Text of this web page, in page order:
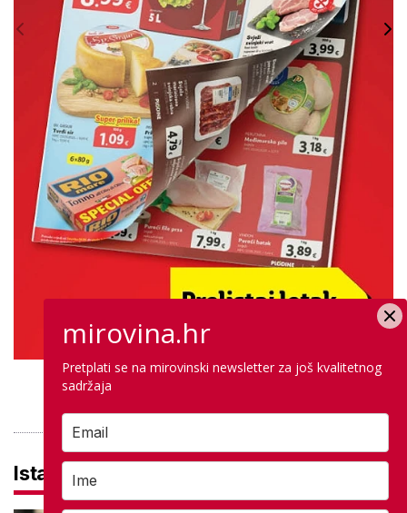
Istaknuto
mirovina.hr
Pretplati se na mirovinski newsletter za još kvalitetnog
sadržaja